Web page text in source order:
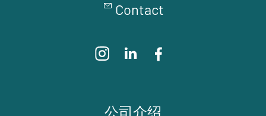
Contact
公司介绍